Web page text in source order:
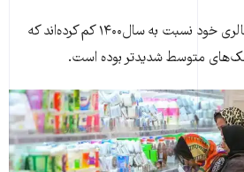
همه دهک‌ها از میزان کالری خود نسبت به سال۱۴۰۰ کم کرده‌اند که
متوسط شدیدتر بوده است.